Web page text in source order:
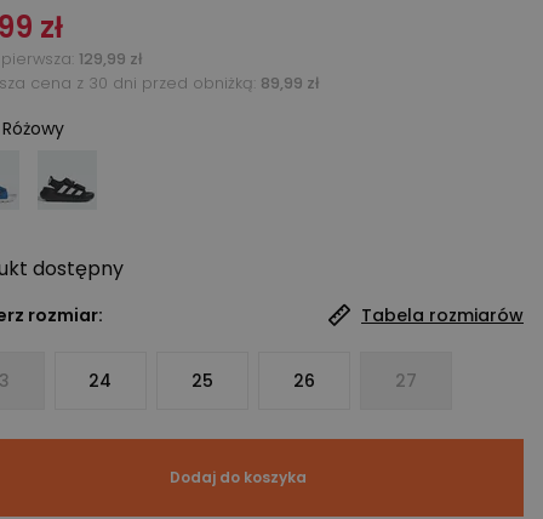
zł
129,99 zł
cena z 30 dni przed obniżką: 89,99 zł
Różowy
dostępny
rozmiar: Tabela rozmiarów
24 25 26 27
Dodaj do koszyka